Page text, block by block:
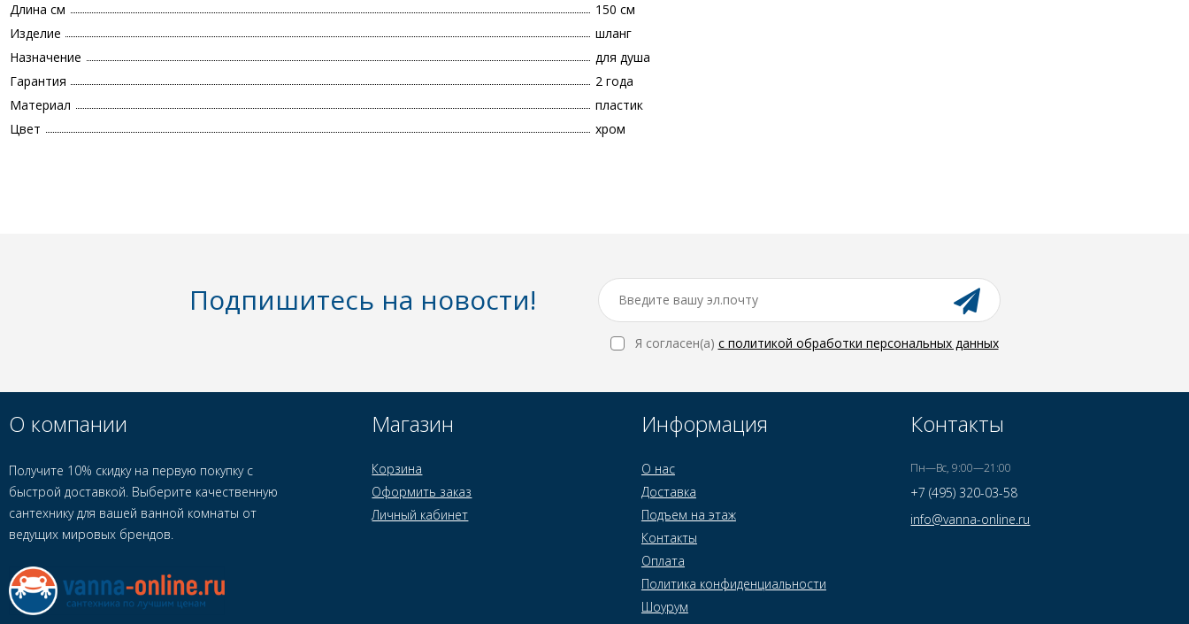
Длина см
150 см
Изделие
шланг
Назначение
для душа
Гарантия
2 года
Материал
пластик
Цвет
хром
Подпишитесь на новости!
Я согласен(a) с политикой обработки персональных данных
О компании
Получите 10% скидку на первую покупку с
быстрой доставкой. Выберите качественную
сантехнику для вашей ванной комнаты от
ведущих мировых брендов.
Магазин
Корзина
Оформить заказ
Личный кабинет
Информация
О нас
Доставка
Подъем на этаж
Контакты
Оплата
Политика конфиденциальности
Шоурум
Контакты
Пн—Вс, 9:00—21:00
+7 (495) 320-03-58
info@vanna-online.ru